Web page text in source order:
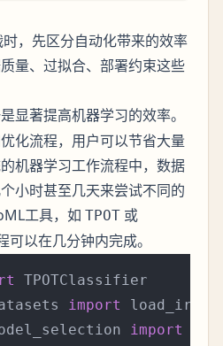
，先区分自动化带来的效率
量、过拟合、部署约束这些
显著提高机器学习的效率。
化流程，用户可以节省大量
机器学习工作流程中，数据
小时甚至几天来尝试不同的
工具，如 TPOT 或
可以在几分钟内完成。
import
import